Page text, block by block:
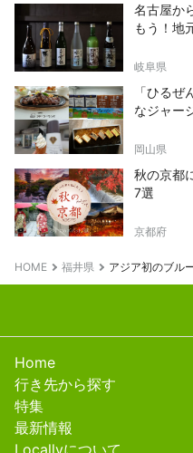
名古屋か
もう！地
岐阜県
「ひる
なジャー
岡山県
秋の京都
7選
京都府
HOME 福井県 アジア初のブル
Home
行き先から探す
特集
最新情報
Locallyについて